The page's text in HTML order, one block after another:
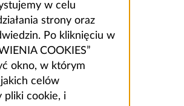
w celu
strony oraz
Po kliknięciu w
COOKIES”
okno, w którym
celów
pliki cookie, i